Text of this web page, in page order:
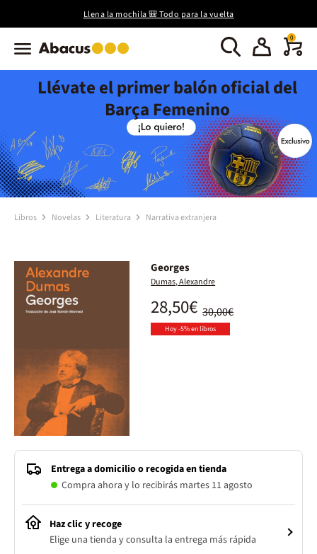
Llena la mochila 🎒 Todo para la vuelta
0
Llévate el primer balón oficial del
Barça Femenino
Libros Novelas Literatura Narrativa extranjera
Georges
Dumas, Alexandre
30,00€
28,50€
Hoy -5% en libros
Entrega a domicilio o recogida en tienda
Compra ahora y lo recibirás martes 11 agosto
Haz clic y recoge
Elige una tienda y consulta la entrega más rápida